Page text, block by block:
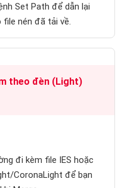
Set Path để dẫn lại
nén đã tải về.
theo đèn (Light)
đi kèm file IES hoặc
CoronaLight để bạn